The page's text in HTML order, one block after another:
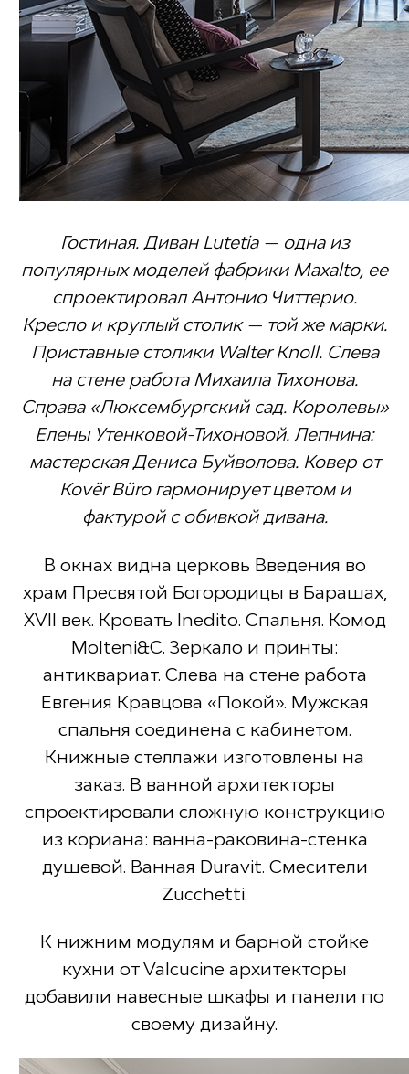
Гостиная. Диван Lutetia — одна из
популярных моделей фабрики Maxalto, ее
спроектировал Антонио Читтерио.
Кресло и круглый столик — той же марки.
Приставные столики Walter Knoll. Слева
на стене работа Михаила Тихонова.
Справа «Люксембургский сад. Королевы»
Елены Утенковой-Тихоновой. Лепнина:
мастерская Дениса Буйволова. Ковер от
Kovër Büro гармонирует цветом и
фактурой с обивкой дивана.
В окнах видна церковь Введения во
храм Пресвятой Богородицы в Барашах,
XVII век. Кровать Inedito. Спальня. Комод
Molteni&C. Зеркало и принты:
антиквариат. Слева на стене работа
Евгения Кравцова «Покой». Мужская
спальня соединена с кабинетом.
Книжные стеллажи изготовлены на
заказ. В ванной архитекторы
спроектировали сложную конструкцию
из кориана: ванна-раковина-стенка
душевой. Ванная Duravit. Смесители
Zucchetti.
К нижним модулям и барной стойке
кухни от Valcucine архитекторы
добавили навесные шкафы и панели по
своему дизайну.